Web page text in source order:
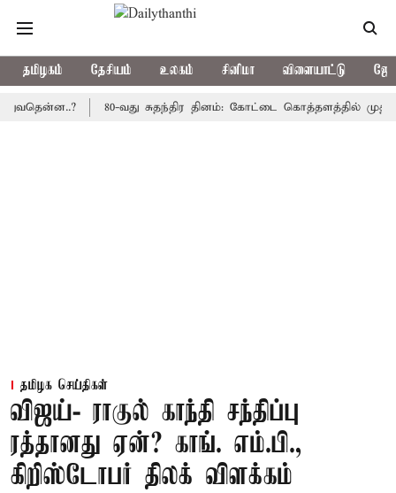
தமிழகம் தேசியம் உலகம் சினிமா விளையாட்டு
80-வது சுதந்திர தினம்: கோட்டை கொத்தளத்தில் முதல்
தமிழக செய்திகள்
விஜய்- ராகுல் காந்தி சந்திப்பு
ரத்தானது ஏன்? காங். எம்.பி.,
கிறிஸ்டோபர் திலக் விளக்கம்